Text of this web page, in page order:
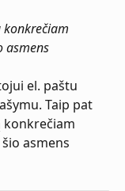
asmens
el. paštu
Taip pat
asmens